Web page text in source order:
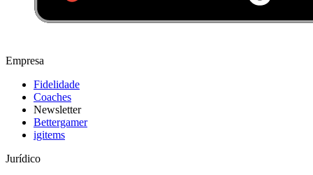
Empresa
Fidelidade
Coaches
Newsletter
Bettergamer
igitems
Jurídico